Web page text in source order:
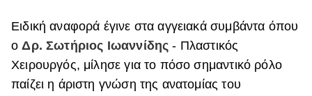
Ειδική αναφορά έγινε στα αγγειακά συμβάντα όπου
οΔρ. Σωτήριος Ιωαννίδης - Πλαστικός
Χειρουργός, μίλησε για το πόσο σημαντικό ρόλο
παίζει η άριστη γνώση της ανατομίας του